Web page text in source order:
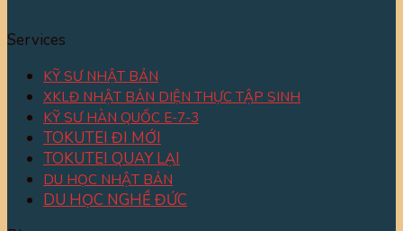
Services
KỸ SƯ NHẬT BẢN
XKLĐ NHẬT BẢN DIỆN THỰC TẬP SINH
KỸ SƯ HÀN QUỐC E-7-3
TOKUTEI ĐI MỚI
TOKUTEI QUAY LẠI
DU HỌC NHẬT BẢN
DU HỌC NGHỀ ĐỨC